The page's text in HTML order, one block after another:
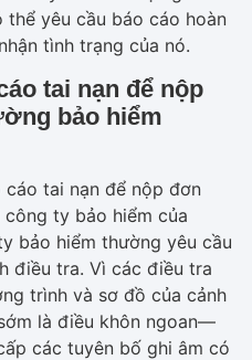
yêu cầu báo cáo hoàn
tình trạng của nó.
tai nạn để nộp
bảo hiểm
tai nạn để nộp đơn
ty bảo hiểm của
bảo hiểm thường yêu cầu
điều tra. Vì các điều tra
trình và sơ đồ của cảnh
là điều khôn ngoan—
các tuyên bố ghi âm có